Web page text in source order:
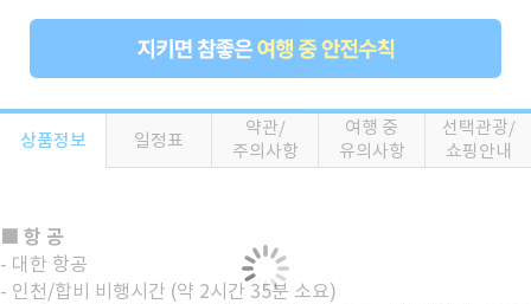
상품정보 일정표
약관/
주의사항
여행 중
유의사항
선택관광/
쇼핑안내
■ 항 공
- 대한 항공
- 인천/합비 비행시간 (약 2시간 35분 소요)